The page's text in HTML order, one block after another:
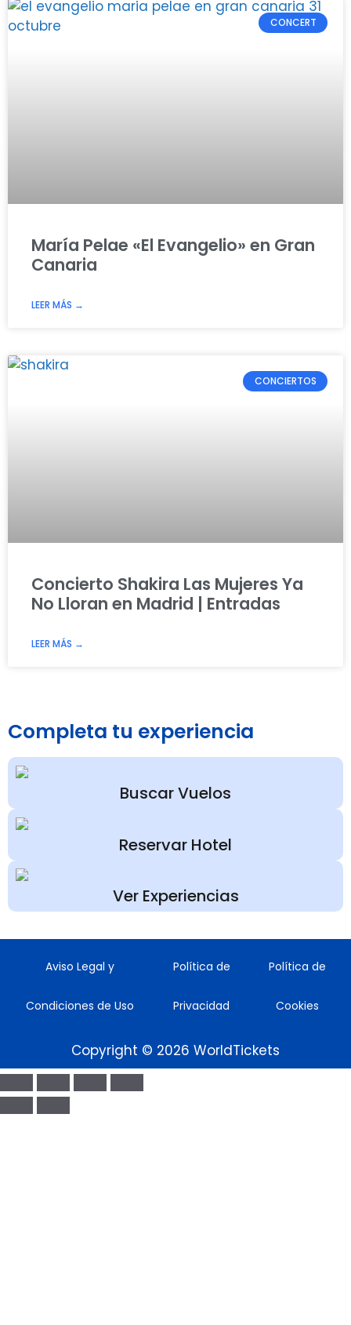
CONCERT
María Pelae «El Evangelio» en Gran
Canaria
LEER MÁS →
CONCIERTOS
Concierto Shakira Las Mujeres Ya
No Lloran en Madrid | Entradas
LEER MÁS →
Completa tu experiencia
Buscar Vuelos
Reservar Hotel
Ver Experiencias
Aviso Legal y
Condiciones de Uso
Política de
Privacidad
Política de
Cookies
Copyright © 2026 WorldTickets